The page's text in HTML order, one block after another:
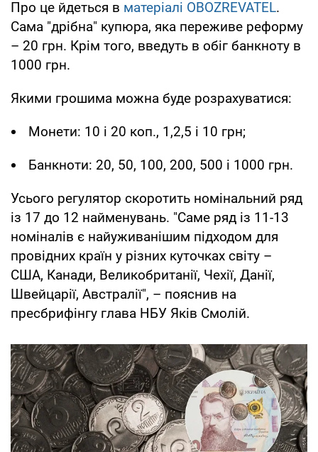
Про це йдеться в матеріалі OBOZREVATEL.
Сама "дрібна" купюра, яка переживе реформу
– 20 грн. Крім того, введуть в обіг банкноту в
1000 грн.
Якими грошима можна буде розрахуватися:
Монети: 10 і 20 коп., 1,2,5 і 10 грн;
Банкноти: 20, 50, 100, 200, 500 і 1000 грн.
Усього регулятор скоротить номінальний ряд
із 17 до 12 найменувань. "Саме ряд із 11-13
номіналів є найуживанішим підходом для
провідних країн у різних куточках світу –
США, Канади, Великобританії, Чехії, Данії,
Швейцарії, Австралії", – пояснив на
пресбрифінгу глава НБУ Яків Смолій.